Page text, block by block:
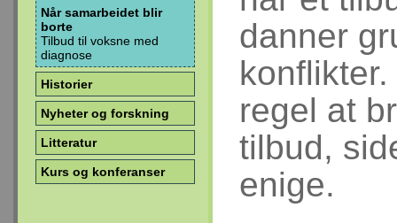
Når samarbeidet blir
borte
Tilbud til voksne med
diagnose
Historier
Nyheter og forskning
Litteratur
Kurs og konferanser
danner
regel at
tilbud,
enige.